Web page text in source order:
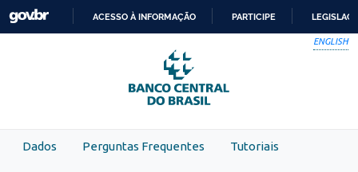
Skip to main content
PARA
O
CONTEÚDO
ACESSO À INFORMAÇÃO PARTICIPE
ENGLISH
Dados Perguntas Frequentes Tutoriais